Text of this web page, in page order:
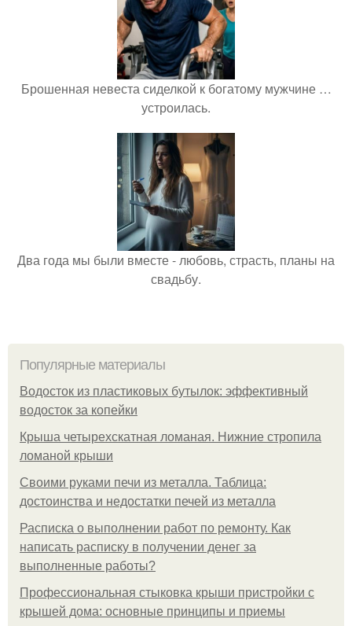
Брошенная невеста сиделкой к богатому мужчине …
устроилась.
Два года мы были вместе - любовь, страсть, планы на
свадьбу.
Популярные материалы
Водосток из пластиковых бутылок: эффективный
водосток за копейки
Крыша четырехскатная ломаная. Нижние стропила
ломаной крыши
Своими руками печи из металла. Таблица:
достоинства и недостатки печей из металла
Расписка о выполнении работ по ремонту. Как
написать расписку в получении денег за
выполненные работы?
Профессиональная стыковка крыши пристройки с
крышей дома: основные принципы и приемы